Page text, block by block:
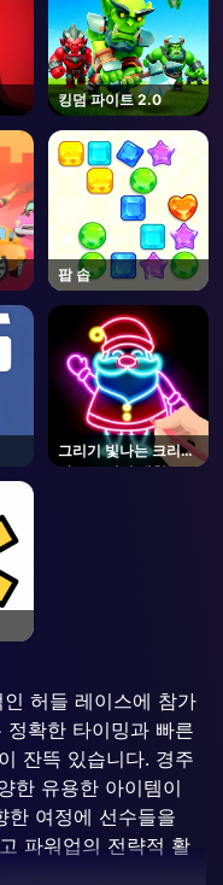
킹덤 파이트 2.0
팝 솝
그리기 빛나는 크리스
마스 그리기 색칠
허들 레이스에 참가
확한 타이밍과 빠른
잔뜩 있습니다. 경주
한 유용한 아이템이
한 여정에 선수들을
파워업의 전략적 활